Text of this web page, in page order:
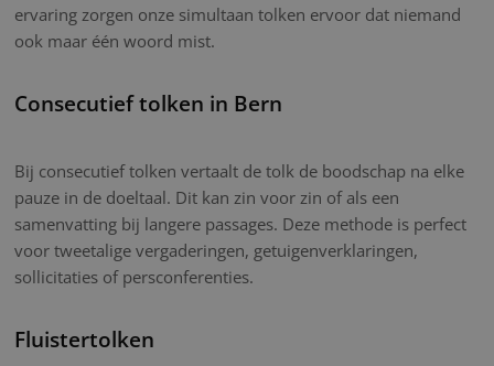
ervaring zorgen onze simultaan tolken ervoor dat niemand
ook maar één woord mist.
Consecutief tolken in Bern
Bij consecutief tolken vertaalt de tolk de boodschap na elke
pauze in de doeltaal. Dit kan zin voor zin of als een
samenvatting bij langere passages. Deze methode is perfect
voor tweetalige vergaderingen, getuigenverklaringen,
sollicitaties of persconferenties.
Fluistertolken